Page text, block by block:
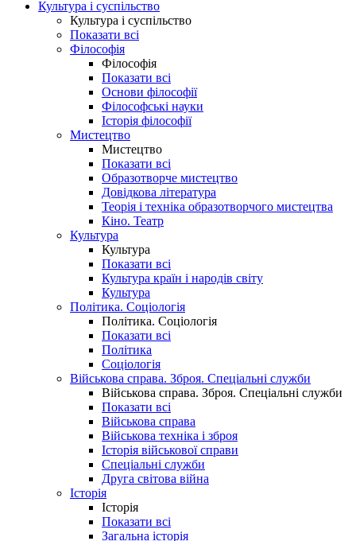
Культура і суспільство
Культура і суспільство
Показати всі
Філософія
Філософія
Показати всі
Основи філософії
Філософські науки
Історія філософії
Мистецтво
Мистецтво
Показати всі
Образотворче мистецтво
Довідкова література
Теорія і техніка образотворчого мистецтва
Кіно. Театр
Культура
Культура
Показати всі
Культура країн і народів світу
Культура
Політика. Соціологія
Політика. Соціологія
Показати всі
Політика
Соціологія
Військова справа. Зброя. Спеціальні служби
Військова справа. Зброя. Спеціальні служби
Показати всі
Військова справа
Військова техніка і зброя
Історія військової справи
Спеціальні служби
Друга світова війна
Історія
Історія
Показати всі
Загальна історія